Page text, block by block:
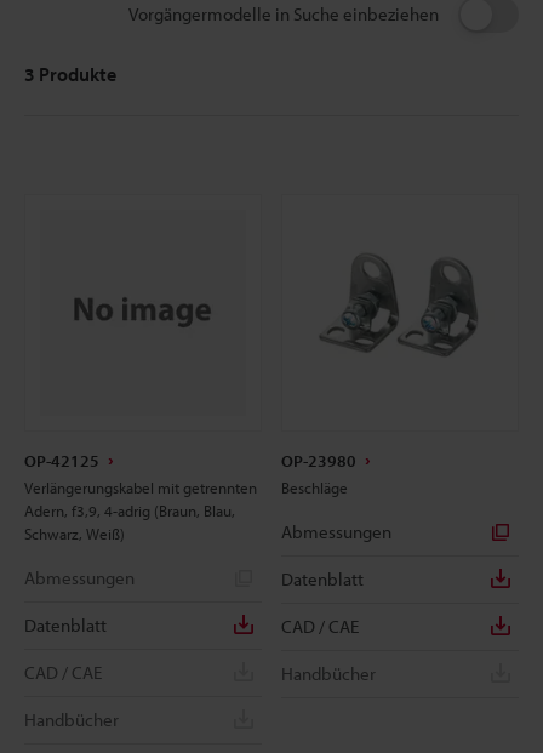
Vorgängermodelle in Suche einbeziehen
3 Produkte
OP-42125
Verlängerungskabel mit getrennten
Adern, f3,9, 4-adrig (Braun, Blau,
Schwarz, Weiß)
Abmessungen
Datenblatt
CAD / CAE
Handbücher
OP-23980
Beschläge
Abmessungen
Datenblatt
CAD / CAE
Handbücher